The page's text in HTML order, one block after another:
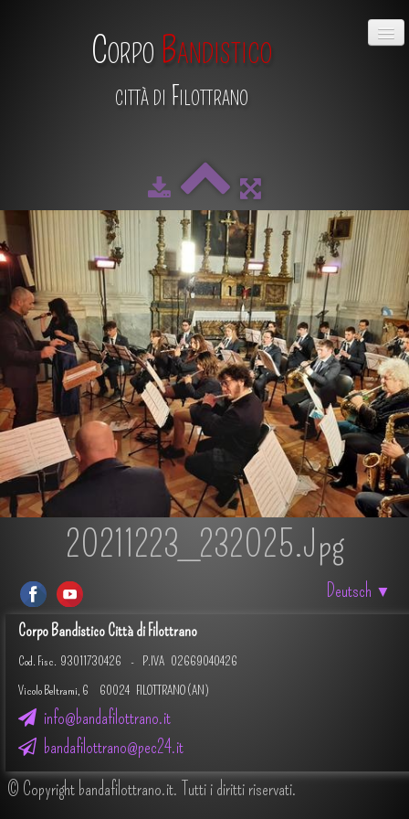
Corpo Bandistico
città di Filottrano
CHI SIAMO
DIRETTIVO
MAESTRO
SCUOLA DI MUSICA
ALBUM
CALENDARIO
CONTATTI
20211223_232025.jpg
Deutsch ▼
Corpo Bandistico Città di Filottrano
Cod. Fisc. 93011730426 - P.IVA 02669040426
Vicolo Beltrami, 6 60024 FILOTTRANO (AN)
info@bandafilottrano.it
bandafilottrano@pec24.it
© Copyright bandafilottrano.it. Tutti i diritti riservati.